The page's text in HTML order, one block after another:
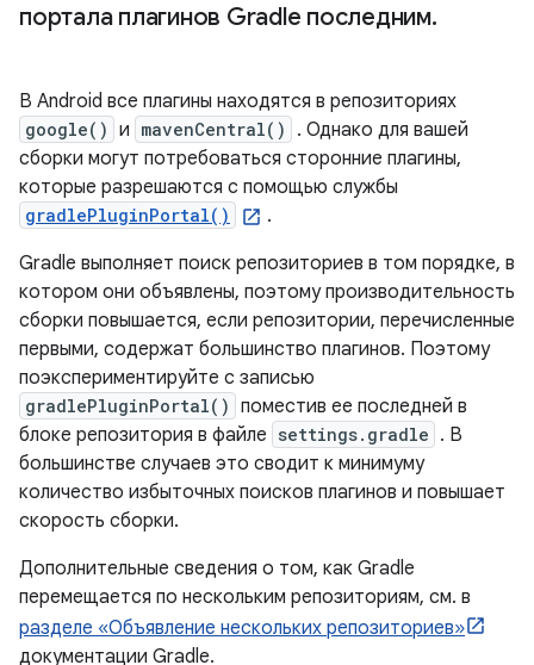
портала плагинов Gradle последним.
В Android все плагины находятся в репозиториях
google() и mavenCentral()
. Однако для вашей
сборки могут потребоваться сторонние плагины,
которые разрешаются с помощью службы
gradlePluginPortal()
.
Gradle выполняет поиск репозиториев в том порядке, в
котором они объявлены, поэтому производительность
сборки повышается, если репозитории, перечисленные
первыми, содержат большинство плагинов. Поэтому
поэкспериментируйте с записью
gradlePluginPortal() поместив ее последней в
блоке репозитория в файле settings.gradle . В
большинстве случаев это сводит к минимуму
количество избыточных поисков плагинов и повышает
скорость сборки.
Дополнительные сведения о том, как Gradle
перемещается по нескольким репозиториям, см. в
разделе «Объявление нескольких репозиториев»
документации Gradle.